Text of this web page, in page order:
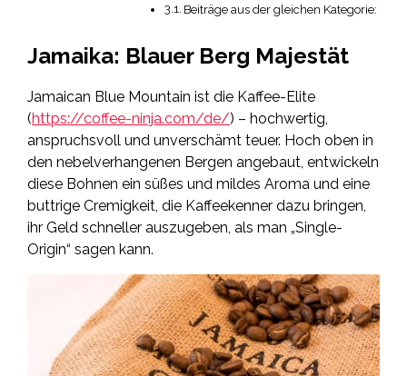
Beiträge aus der gleichen Kategorie:
Jamaika: Blauer Berg Majestät
Jamaican Blue Mountain ist die Kaffee-Elite
(https://coffee-ninja.com/de/) – hochwertig,
anspruchsvoll und unverschämt teuer. Hoch oben in
den nebelverhangenen Bergen angebaut, entwickeln
diese Bohnen ein süßes und mildes Aroma und eine
buttrige Cremigkeit, die Kaffeekenner dazu bringen,
ihr Geld schneller auszugeben, als man „Single-
Origin“ sagen kann.